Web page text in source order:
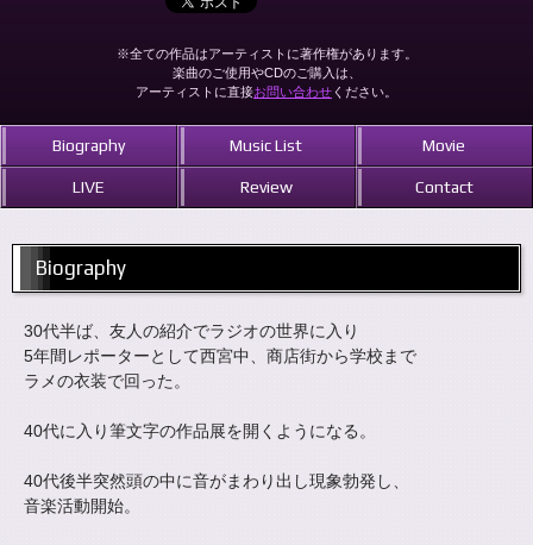
※全ての作品はアーティストに著作権があります。
楽曲のご使用やCDのご購入は、
アーティストに直接お問い合わせ ください。
Biography Music List Movie
LIVE Review Contact
Biography
30代半ば、友人の紹介でラジオの世界に入り
5年間レポーターとして西宮中、商店街から学校まで
ラメの衣装で回った。
40代に入り筆文字の作品展を開くようになる。
40代後半突然頭の中に音がまわり出し現象勃発し、
音楽活動開始。